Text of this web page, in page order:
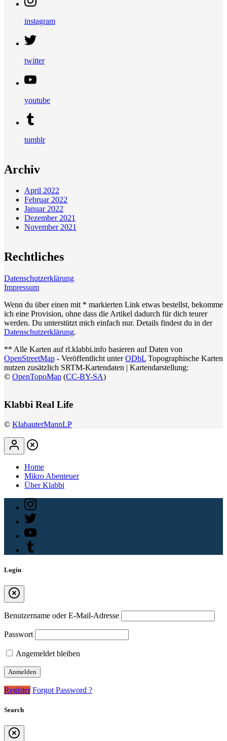
instagram
twitter
youtube
tumblr
Archiv
April 2022
Februar 2022
Januar 2022
Dezember 2021
November 2021
Rechtliches
Datenschutzerklärung
Impressum
Wenn du über einen mit * markierten Link etwas bestellst, bekomme
ich eine Provision, ohne dass die Artikel dadurch für dich teurer
werden. Du unterstützt mich einfach nur. Details findest du in der
Datenschutzerklärung.
** Alle Karten auf rl.klabbi.info basieren auf Daten von
OpenStreetMap - Veröffentlicht unterODbL Topographische Karten
nutzen zusätzlich SRTM-Kartendaten | Kartendarstellung:
© OpenTopoMap (CC-BY-SA)
Klabbi Real Life
© KlabauterMannLP
Home
Mikro Abenteuer
Über Klabbi
Login
Benutzername oder E-Mail-Adresse
Passwort
Angemeldet bleiben
Register Forgot Password ?
Search